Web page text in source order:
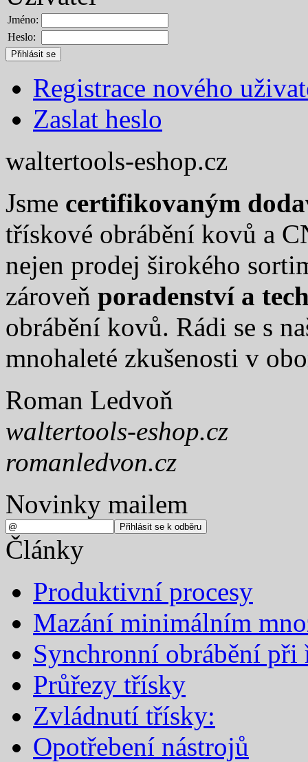
Jméno:
Heslo:
Registrace nového
Zaslat heslo
waltertools-eshop.cz
Jsme certifikovaným
třískové obrábění kovů a
nejen prodej širokého
zároveň poradenství a
obrábění kovů. Rádi se s
mnohaleté zkušenosti v
Roman Ledvoň
waltertools-eshop.cz
romanledvon.cz
Novinky mailem
Články
Produktivní procesy
Mazání minimálním
Synchronní obrábění při
Průřezy třísky
Zvládnutí třísky:
Opotřebení nástrojů